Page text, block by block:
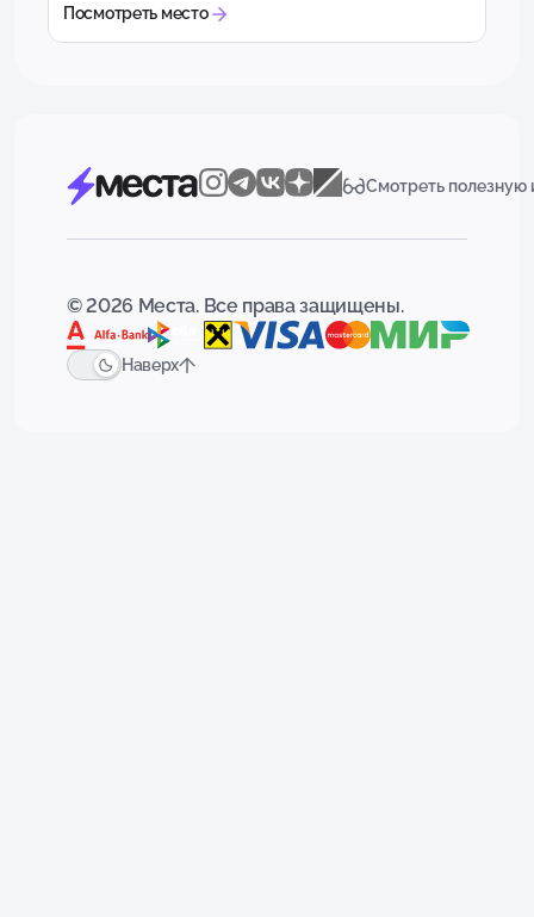
Посмотреть место
Смотреть
© 2026 Места. Все права защищены.
Наверх